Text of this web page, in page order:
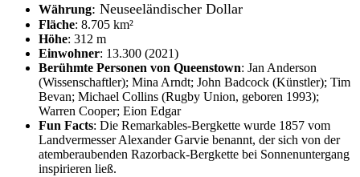
Währung: Neuseeländischer Dollar
Fläche: 8.705 km²
Höhe: 312 m
Einwohner: 13.300 (2021)
Berühmte Personen von Queenstown: Jan Anderson
(Wissenschaftler); Mina Arndt; John Badcock (Künstler); Tim
Bevan; Michael Collins (Rugby Union, geboren 1993);
Warren Cooper; Eion Edgar
Fun Facts: Die Remarkables-Bergkette wurde 1857 vom
Landvermesser Alexander Garvie benannt, der sich von der
atemberaubenden Razorback-Bergkette bei Sonnenuntergang
inspirieren ließ.